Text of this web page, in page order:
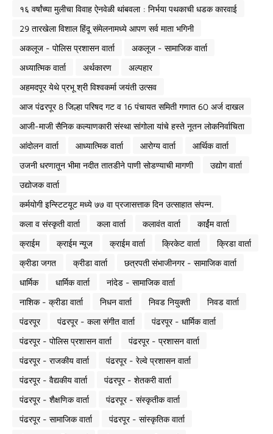
१६ वर्षांच्या मुलीचा विवाह ऐनवेळी थांबवला : निर्भया पथकाची धडक कारवाई
29 तारखेला विशाल हिंदू संमेलनामध्ये आपण सर्व माता भगिनी
अकलूज - पोलिस प्रशासन वार्ता
अकलूज - सामाजिक वार्ता
अध्यात्मिक वार्ता
अर्थकारण
अल्पहार
अहमदपूर येथे प्रभू श्री विश्वकर्मा जयंती उत्सव
आज पंढरपूर 8 जिल्हा परिषद गट व 16 पंचायत समिती गणात 60 अर्ज दाखल
आजी-माजी सैनिक कल्याणकारी संस्था सांगोला यांचे हस्ते नूतन लोकनिर्वाचिता
आंदोलन वार्ता
आध्यात्मिक वार्ता आरोग्य वार्ता
आर्थिक वार्ता
उजनी धरणातून भीमा नदीत तातडीने पाणी सोडण्याची मागणी
उद्योग वार्ता
उद्योजक वार्ता
कर्मयोगी इन्स्टिटयूट मध्ये ७७ वा प्रजासत्ताक दिन उत्साहात संपन्न.
कला व संस्कृती वार्ता
कला वार्ता कलावंत वार्ता
कार्ईम वार्ता
क्राईम
क्राईम न्यूज क्राईम वार्ता क्रिकेट वार्ता
क्रिडा वार्ता
क्रीडा जगत
क्रीडा वार्ता
छत्रपती संभाजीनगर - सामाजिक वार्ता
धार्मिक
धार्मिक वार्ता
नांदेड - सामाजिक वार्ता
नाशिक - क्रीडा वार्ता
निधन वार्ता निवड नियुक्ती
निवड वार्ता
पंढरपूर
पंढरपूर - कला संगीत वार्ता
पंढरपूर - धार्मिक वार्ता
पंढरपूर - पोलिस प्रशासन वार्ता
पंढरपूर - प्रशासन वार्ता
पंढरपूर - राजकीय वार्ता
पंढरपूर - रेल्वे प्रशासन वार्ता
पंढरपूर - वैद्यकीय वार्ता
पंढरपूर - शेतकरी वार्ता
पंढरपूर - शैक्षणिक वार्ता
पंढरपूर - संस्कृतीक वार्ता
पंढरपूर - सामाजिक वार्ता
पंढरपूर - सांस्कृतिक वार्ता